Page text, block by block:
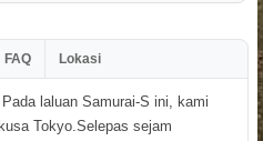
FAQ Lokasi
laluan Samurai-S ini, kami
Tokyo.Selepas sejam